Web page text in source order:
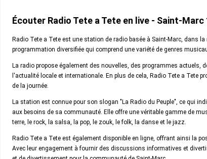
Écouter Radio Tete a Tete en live - Saint-Marc
Radio Tete a Tete est une station de radio basée à Saint-Marc, dans la
programmation diversifiée qui comprend une variété de genres
La radio propose également des nouvelles, des programmes
l'actualité locale et internationale. En plus de cela, Radio Tete a Tete
de la journée.
La station est connue pour son slogan "La Radio du Peuple", ce qui
aux besoins de sa communauté. Elle offre une véritable gamme de
terre, le rock, la salsa, la pop, le zouk, le folk, la danse et le jazz.
Radio Tete a Tete est également disponible en ligne, offrant ainsi la
Avec leur engagement à fournir des discussions informatives et